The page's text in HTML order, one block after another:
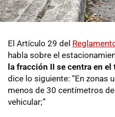
El Artículo 29 del
habla sobre el
la fracción II se centra en
dice lo siguiente: “En zonas
menos de 30 centímetros
vehicular;”